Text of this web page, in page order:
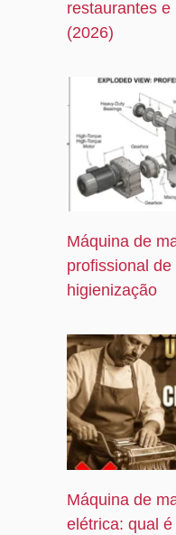
restaurantes
(2026)
Máquina de
profissional
higienização
Máquina de
elétrica: qual